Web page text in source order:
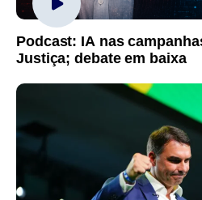
Podcast: IA nas
Justiça; debate em baixa